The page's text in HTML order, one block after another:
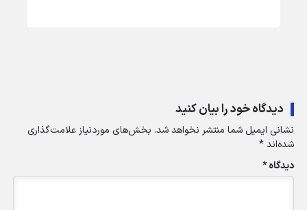
دیدگاه خود را بیان کنید
نشانی ایمیل شما منتشر نخواهد شد. بخش‌های موردنیاز علامت‌گذاری
شده‌اند*
دیدگاه*